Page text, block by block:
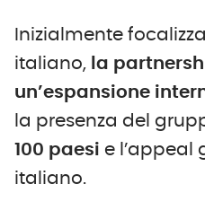
Inizialmente
italiano, la
un’espansione
la presenza del
100 paesi e l’appeal
italiano.